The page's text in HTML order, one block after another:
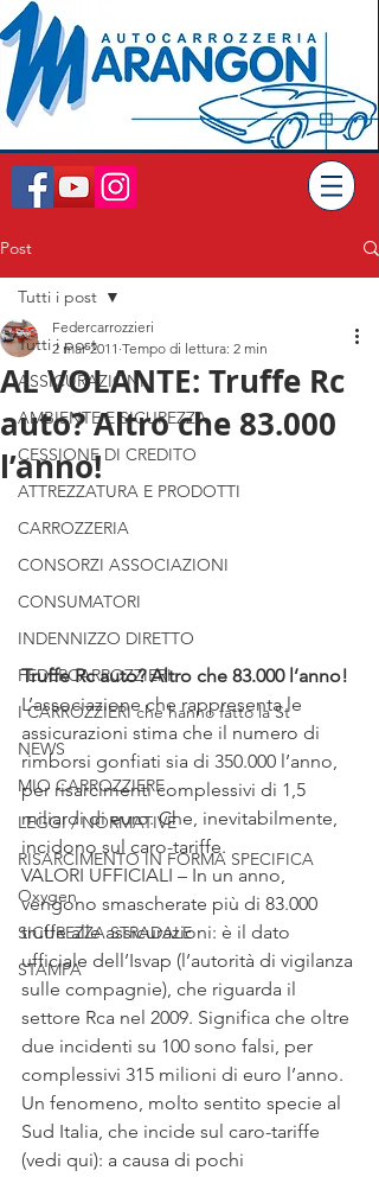
Post
Tutti i post
ASSICURAZIONI
AMBIENTE E SICUREZZA
CESSIONE DI CREDITO
ATTREZZATURA E PRODOTTI
CARROZZERIA
CONSORZI ASSOCIAZIONI
CONSUMATORI
INDENNIZZO DIRETTO
FEDERCARROZZIERI
I CARROZZIERI che hanno fatto la St
NEWS
MIO CARROZZIERE
LEGGI / NORMATIVE
RISARCIMENTO IN FORMA SPECIFICA
Oxygen
SICUREZZA STRADALE
STAMPA
Tutti i post
AL VOLANTE: Truffe Rc
auto? Altro che 83.000
l’anno!
Federcarrozzieri
2 mar 2011 Tempo di lettura: 2 min
Truffe Rc auto? Altro che 83.000 l’anno!
L’associazione che rappresenta le
assicurazioni stima che il numero di
rimborsi gonfiati sia di 350.000 l’anno,
per risarcimenti complessivi di 1,5
miliardi di euro. Che, inevitabilmente,
incidono sul caro-tariffe.
VALORI UFFICIALI – In un anno,
vengono smascherate più di 83.000
truffe alle assicurazioni: è il dato
ufficiale dell’Isvap (l’autorità di vigilanza
sulle compagnie), che riguarda il
settore Rca nel 2009. Significa che oltre
due incidenti su 100 sono falsi, per
complessivi 315 milioni di euro l’anno.
Un fenomeno, molto sentito specie al
Sud Italia, che incide sul caro-tariffe
(vedi qui): a causa di pochi